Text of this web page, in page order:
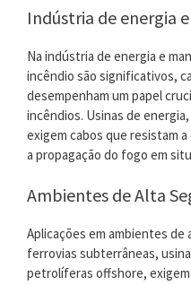
Indústria de energia
Na indústria de energia e
incêndio são significativos,
desempenham um papel
incêndios. Usinas de
exigem cabos que resistam
a propagação do fogo em
Ambientes de Alta
Aplicações em ambientes de
ferrovias subterrâneas,
petrolíferas offshore,